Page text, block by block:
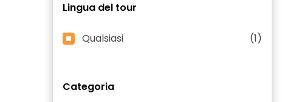
Lingua del tour
Qualsiasi (1)
Categoria